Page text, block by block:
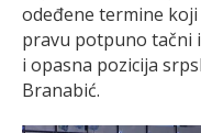
odeđene termine
pravu potpuno tačni
i opasna pozicija
Branabić.